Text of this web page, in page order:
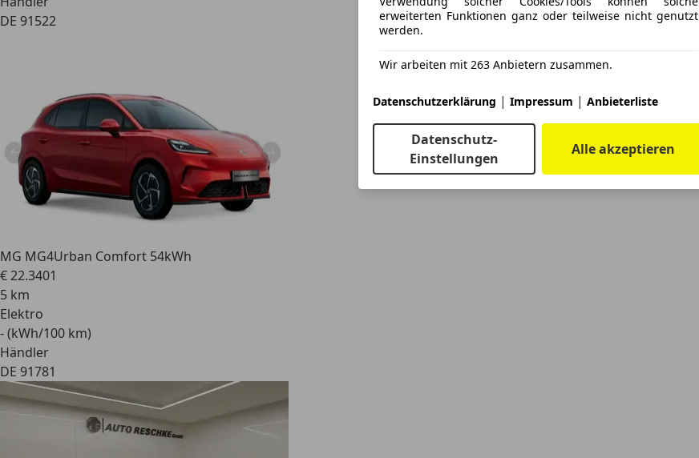
erweiterten Funktionen ganz oder teilweise nicht genutzt
werden.
Wir arbeiten mit 263 Anbietern zusammen.
Datenschutzerklärung | Impressum | Anbieterliste
Datenschutz-
Einstellungen
Alle akzeptieren
DE 91522
MG MG4Urban Comfort 54kWh
€ 22.3401
5 km
Elektro
- (kWh/100 km)
Händler
DE 91781